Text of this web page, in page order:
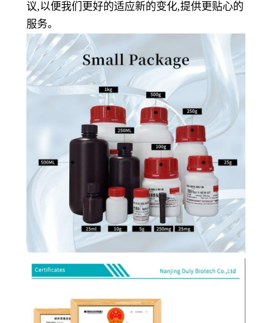
议,以便我们更好的适应新的变化,提供更贴心的
服务。